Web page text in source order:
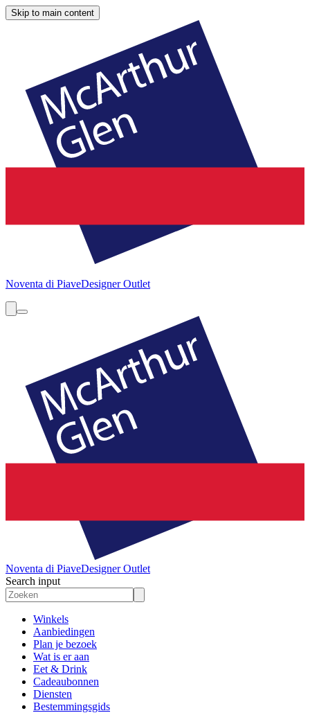
Skip to main content
Noventa di PiaveDesigner Outlet
Noventa di PiaveDesigner Outlet
Search input
Winkels
Aanbiedingen
Plan je bezoek
Wat is er aan
Eet & Drink
Cadeaubonnen
Diensten
Bestemmingsgids